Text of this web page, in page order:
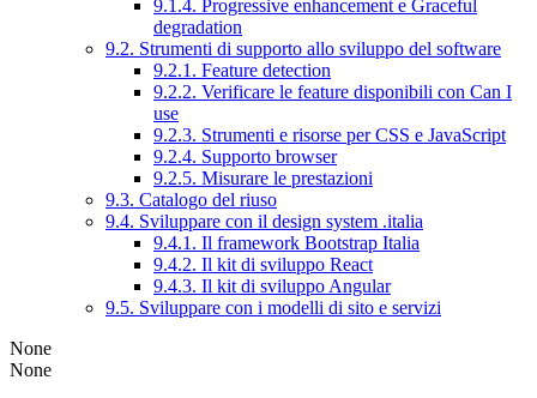
9.1.4. Progressive enhancement e Graceful
degradation
9.2. Strumenti di supporto allo sviluppo del software
9.2.1. Feature detection
9.2.2. Verificare le feature disponibili con Can I
use
9.2.3. Strumenti e risorse per CSS e JavaScript
9.2.4. Supporto browser
9.2.5. Misurare le prestazioni
9.3. Catalogo del riuso
9.4. Sviluppare con il design system .italia
9.4.1. Il framework Bootstrap Italia
9.4.2. Il kit di sviluppo React
9.4.3. Il kit di sviluppo Angular
9.5. Sviluppare con i modelli di sito e servizi
None
None